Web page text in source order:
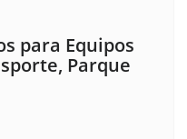
para Equipos
Parque